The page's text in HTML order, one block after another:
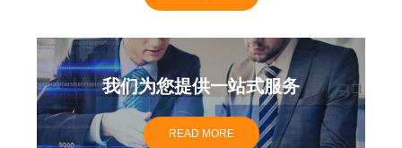
我们为您提供一站式服务
READ MORE